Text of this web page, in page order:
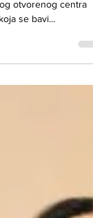
sedmice i dane do
otvorenog centra
se bavi...